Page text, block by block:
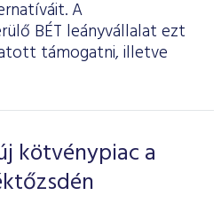
A
BÉT leányvállalat ezt
támogatni, illetve
kötvénypiac a